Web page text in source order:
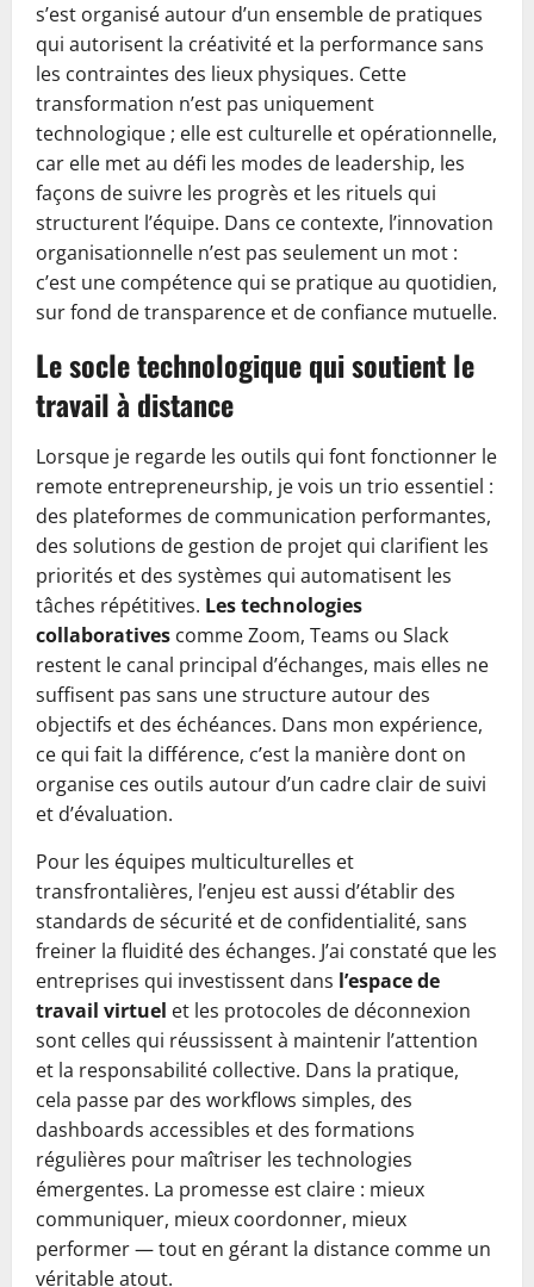
s’est organisé autour d’un ensemble de pratiques
qui autorisent la créativité et la performance sans
les contraintes des lieux physiques. Cette
transformation n’est pas uniquement
technologique ; elle est culturelle et opérationnelle,
car elle met au défi les modes de leadership, les
façons de suivre les progrès et les rituels qui
structurent l’équipe. Dans ce contexte, l’innovation
organisationnelle n’est pas seulement un mot :
c’est une compétence qui se pratique au quotidien,
sur fond de transparence et de confiance mutuelle.
Le socle technologique qui soutient le
travail à distance
Lorsque je regarde les outils qui font fonctionner le
remote entrepreneurship, je vois un trio essentiel :
des plateformes de communication performantes,
des solutions de gestion de projet qui clarifient les
priorités et des systèmes qui automatisent les
tâches répétitives. Les technologies
collaboratives comme Zoom, Teams ou Slack
restent le canal principal d’échanges, mais elles ne
suffisent pas sans une structure autour des
objectifs et des échéances. Dans mon expérience,
ce qui fait la différence, c’est la manière dont on
organise ces outils autour d’un cadre clair de suivi
et d’évaluation.
Pour les équipes multiculturelles et
transfrontalières, l’enjeu est aussi d’établir des
standards de sécurité et de confidentialité, sans
freiner la fluidité des échanges. J’ai constaté que les
entreprises qui investissent dans l’espace de
travail virtuel et les protocoles de déconnexion
sont celles qui réussissent à maintenir l’attention
et la responsabilité collective. Dans la pratique,
cela passe par des workflows simples, des
dashboards accessibles et des formations
régulières pour maîtriser les technologies
émergentes. La promesse est claire : mieux
communiquer, mieux coordonner, mieux
performer — tout en gérant la distance comme un
véritable atout.